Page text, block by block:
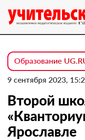
Образование
9 сентября 2023,
Второй
Ярославле